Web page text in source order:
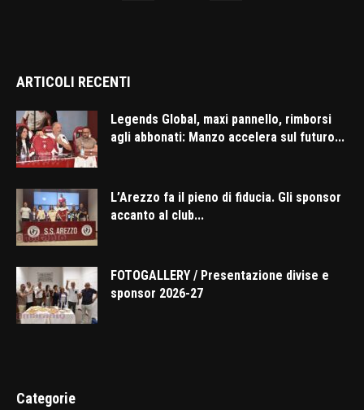
ARTICOLI RECENTI
Legends Global, maxi pannello, rimborsi
agli abbonati: Manzo accelera sul futuro...
L’Arezzo fa il pieno di fiducia. Gli sponsor
accanto al club...
FOTOGALLERY / Presentazione divise e
sponsor 2026-27
Categorie